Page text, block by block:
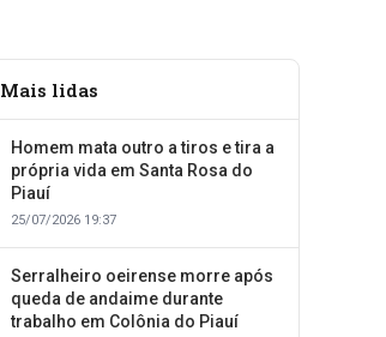
Mais lidas
Homem mata outro a tiros e tira a
própria vida em Santa Rosa do
Piauí
25/07/2026 19:37
Serralheiro oeirense morre após
queda de andaime durante
trabalho em Colônia do Piauí